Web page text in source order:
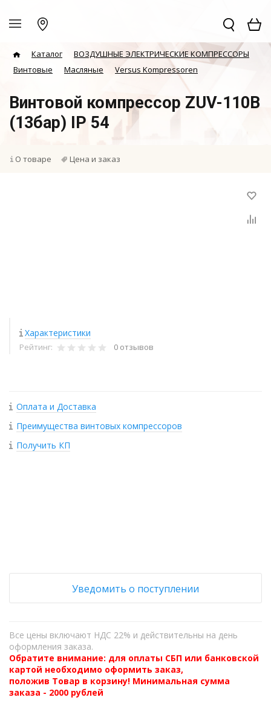
Каталог
ВОЗДУШНЫЕ ЭЛЕКТРИЧЕСКИЕ КОМПРЕССОРЫ
Винтовые
Масляные Versus Kompressoren
Винтовой компрессор ZUV-110B
(13бар) IP 54
О товаре Цена и заказ
Характеристики
Рейтинг: 0 отзывов
Оплата и Доставка
Преимущества винтовых компрессоров
Получить КП
Уведомить о поступлении
Все цены включают НДС 22% и действительны на день
оформления заказа.
Обратите внимание: для оплаты СБП или банковской
картой необходимо оформить заказ,
положив Товар в корзину! Минимальная сумма
заказа - 2000 рублей